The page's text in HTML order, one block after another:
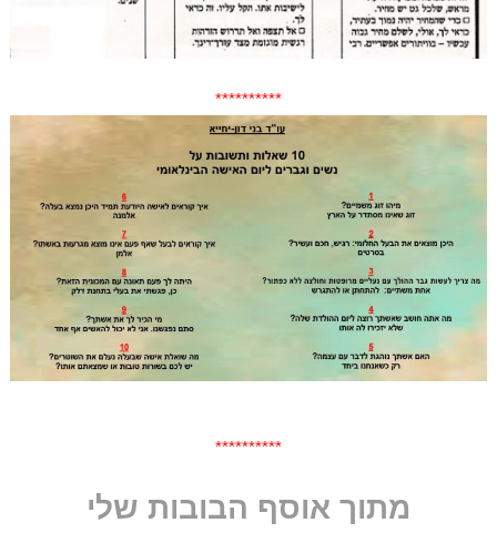
**********
**********
מתוך אוסף הבובות שלי